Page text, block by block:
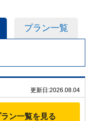
プラン一覧
更新日:2026.08.04
ン一覧を見る